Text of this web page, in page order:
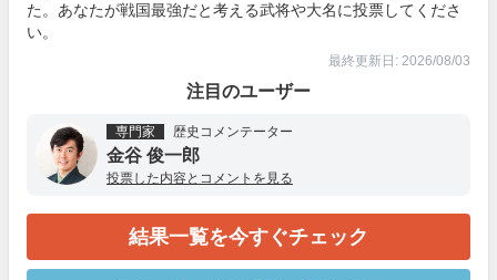
た。あなたが戦国最強だと考える武将や大名に投票してくださ
い。
最終更新日: 2026/08/03
注目のユーザー
専門家 歴史コメンテーター
金谷 俊一郎
投票した内容とコメントを見る
結果一覧を今すぐチェック